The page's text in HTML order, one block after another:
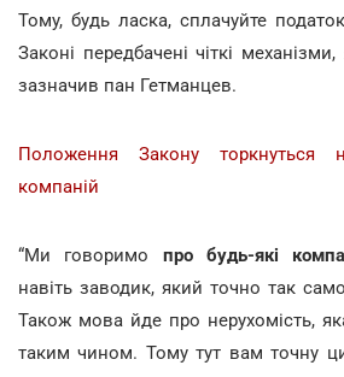
Тому, будь ласка, сплачуйте
Законі передбачені чіткі
зазначив пан Гетманцев.
Положення Закону торкнуться
компаній
“Ми говоримо про будь-які
навіть заводик, який точно так
Також мова йде про нерухомість,
таким чином. Тому тут вам точну